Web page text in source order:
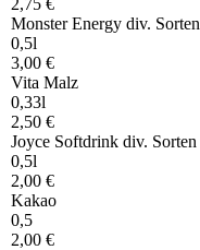
2,75 €
Monster Energy div. Sorten
0,5l
3,00 €
Vita Malz
0,33l
2,50 €
Joyce Softdrink div. Sorten
0,5l
2,00 €
Kakao
0,5
2,00 €